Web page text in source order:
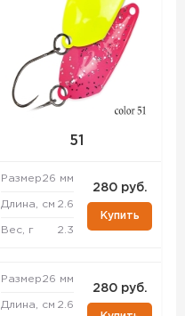
51
Размер26 мм
Длина, см 2.6
Вес, г 2.3
280 руб.
Купить
Размер26 мм
Длина, см 2.6
280 руб.